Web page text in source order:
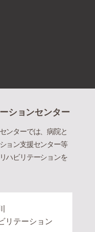
ションセンター
ンターでは、病院と
ョン支援センター等
ハビリテーションを
リテーション